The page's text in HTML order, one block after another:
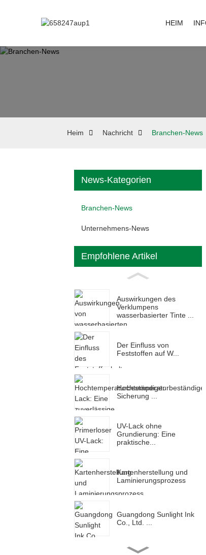
HEIM
Heim Nachricht Branchen-News
News-Kategorien
Branchen-News
Unternehmens-News
Empfohlene Artikel
Auswirkungen des
Verklumpens
wasserbasierter Tinte ...
Der Einfluss von
Feststoffen auf W...
Hochtemperaturbeständige
Sicherung ...
UV-Lack ohne
Grundierung: Eine
praktische...
Kartenherstellung und
Laminierungsprozess
Guangdong Sunlight Ink
Co., Ltd. ...